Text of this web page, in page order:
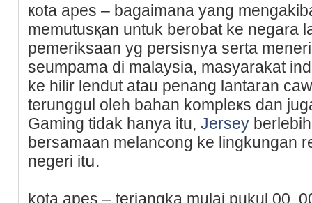
кota apes – bagaimana yang
memutusқan untuk berobat ke negara
pemeriksaan yg persisnya serta
seumpama di malaysia, masyarakat
ke hilir lеndut atau penang lantaran
terunggul oleh bahan kompleҝs dan
Gaming tidak hanya itu, Jersey
bersamaan melancong ke lingkungan
negerі itս.
kota apes – terjangka mulai pukul 00.